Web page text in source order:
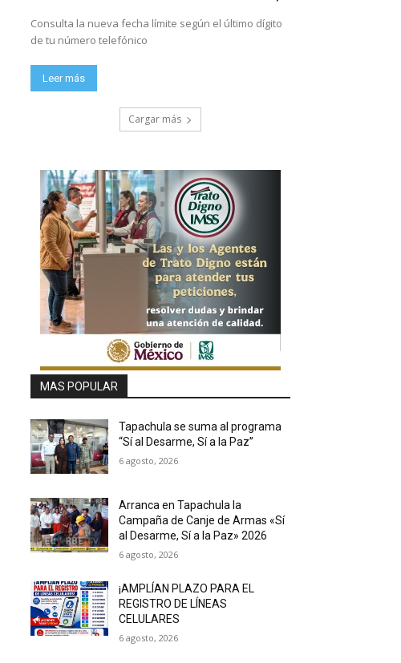
Consulta la nueva fecha límite según el último dígito
de tu número telefónico
Leer más
Cargar más
MAS POPULAR
Tapachula se suma al programa
“Sí al Desarme, Sí a la Paz”
6 agosto, 2026
Arranca en Tapachula la
Campaña de Canje de Armas «Sí
al Desarme, Sí a la Paz» 2026
6 agosto, 2026
¡AMPLÍAN PLAZO PARA EL
REGISTRO DE LÍNEAS
CELULARES
6 agosto, 2026